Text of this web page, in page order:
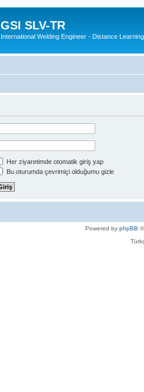
GSI SLV-TR
International Welding Engineer - Distance Learning
Her ziyaretimde otomatik giriş yap
Bu oturumda çevrimiçi olduğumu gizle
Powered by phpBB